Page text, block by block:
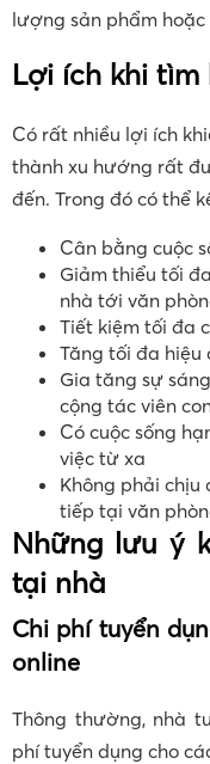
lượng sản phẩm
Lợi ích khi tìm
Có rất nhiều lợi ích
thành xu hướng rất
đến. Trong đó có thể
Cân bằng cuộc
Giảm thiểu tối
nhà tới văn
Tiết kiệm tối đa
Tăng tối đa hiệu
Gia tăng sự
cộng tác viên
Có cuộc sống
việc từ xa
Không phải
tiếp tại văn
Những lưu ý
tại nhà
Chi phí tuyển
online
Thông thường, nhà
phí tuyển dụng cho